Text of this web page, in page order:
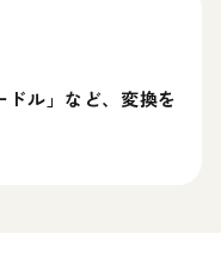
ドル」など、変換を